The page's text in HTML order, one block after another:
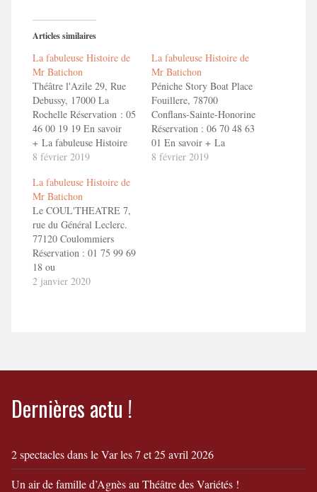
Articles similaires
La fabuleuse Histoire de
Mr Batichon
Théâtre l'Azile 29, Rue
Debussy, 17000 La
Rochelle Réservation : 05
46 00 19 19 En savoir
+ La fabuleuse Histoire
de Mr Batichon Bande
Histoire de Mr Batichon"
8 février 2019
La fabuleuse Histoire de
Mr Batichon
Péniche Story Boat Place
Fouillere, 78700
Conflans-Sainte-Honorine
Réservation : 06 70 48 63
01 En savoir + La
fabuleuse Histoire de Mr
8 février 2019
La fabuleuse Histoire de
Mr Batichon
Le COUL'THEATRE 7,
rue du Général Leclerc.
77120 Coulommiers
Réservation : 01 75 99 69
18 ou
reservation@coultheatre.fr
2 janvier 2020
Dernières actu !
2 spectacles dans le Var les 7 et 25 avril 2026
Un air de famille d’Agnès au Théâtre des Variétés !